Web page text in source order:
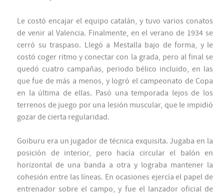
Le costó encajar el equipo catalán, y tuvo varios conatos
de venir al Valencia. Finalmente, en el verano de 1934 se
cerró su traspaso. Llegó a Mestalla bajo de forma, y le
costó coger ritmo y conectar con la grada, pero al final se
quedó cuatro campañas, periodo bélico incluido, en las
que fue de más a menos, y logró el campeonato de Copa
en la última de ellas. Pasó una temporada lejos de los
terrenos de juego por una lesión muscular, que le impidió
gozar de cierta regularidad.
Goiburu era un jugador de técnica exquisita. Jugaba en la
posición de interior, pero hacía circular el balón en
horizontal de una banda a otra y lograba mantener la
cohesión entre las líneas. En ocasiones ejercía el papel de
entrenador sobre el campo, y fue el lanzador oficial de